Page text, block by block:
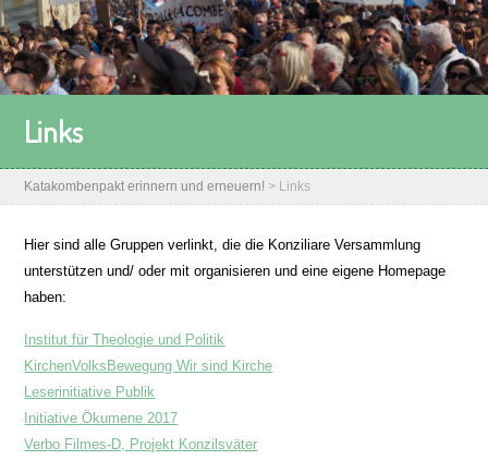
Links
Katakombenpakt erinnern und erneuern! > Links
Hier sind alle Gruppen verlinkt, die die Konziliare Versammlung
unterstützen und/ oder mit organisieren und eine eigene Homepage
haben:
Institut für Theologie und Politik
KirchenVolksBewegung Wir sind Kirche
Leserinitiative Publik
Initiative Ökumene 2017
Verbo Filmes-D, Projekt Konzilsväter